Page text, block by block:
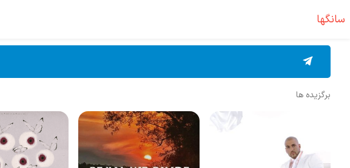
سانگها
برگزیده ها